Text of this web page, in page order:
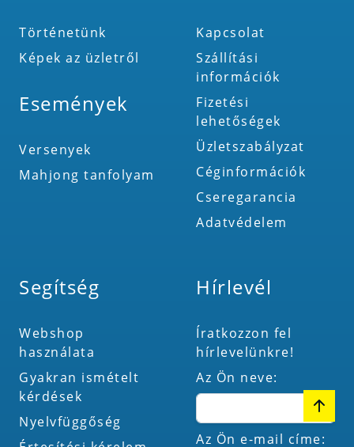
Történetünk
Képek az üzletről
Események
Versenyek
Mahjong tanfolyam
Kapcsolat
Szállítási
információk
Fizetési
lehetőségek
Üzletszabályzat
Céginformációk
Cseregarancia
Adatvédelem
Segítség
Webshop
használata
Gyakran ismételt
kérdések
Nyelvfüggőség
Hírlevél
Íratkozzon fel
hírlevelünkre!
Az Ön neve:
Az Ön e-mail címe: